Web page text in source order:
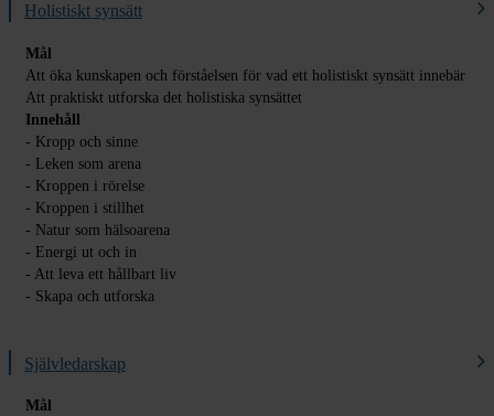
Holistiskt synsätt
Mål
Att öka kunskapen och förståelsen för vad ett holistiskt synsätt innebär
Att praktiskt utforska det holistiska synsättet
Innehåll
- Kropp och sinne
- Leken som arena
- Kroppen i rörelse
- Kroppen i stillhet
- Natur som hälsoarena
- Energi ut och in
- Att leva ett hållbart liv
- Skapa och utforska
Självledarskap
Mål